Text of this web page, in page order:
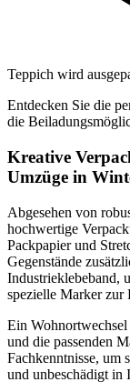
Teppich wird
Entdecken Sie die
die
Kreative
Umzüge in
Abgesehen von
hochwertige
Packpapier und
Gegenstände
Industrieklebeband,
spezielle Marker zur
Ein
und die passenden
Fachkenntnisse, um
und unbeschädigt in